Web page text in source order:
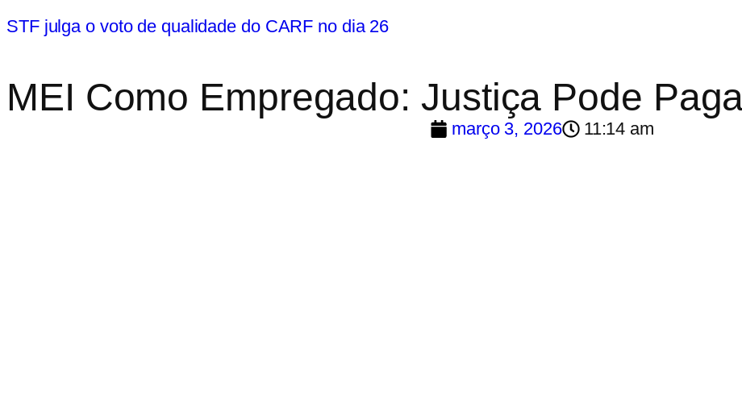
STF julga o voto de qualidade do CARF no dia 26
MEI Como Empregado: Justiça Pode
março 3, 2026 11:14 am